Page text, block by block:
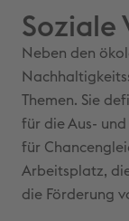
Soziale
Neben den
Themen. Sie
für die Aus-
für
Arbeitsplatz,
die Förderung